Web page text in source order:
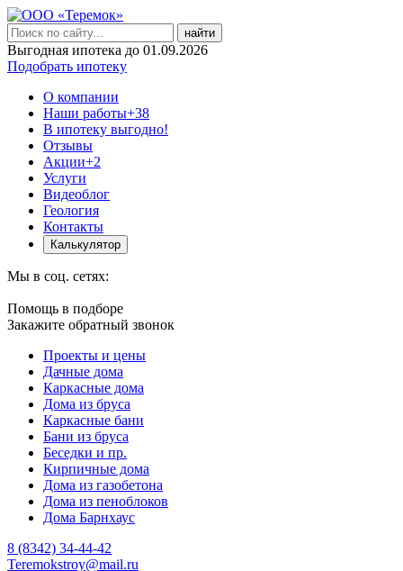
найти
Выгодная ипотека до 01.09.2026
Подобрать ипотеку
О компании
Наши работы+38
В ипотеку выгодно!
Отзывы
Акции+2
Услуги
Видеоблог
Геология
Контакты
Калькулятор
Мы в соц. сетях:
Помощь в подборе
Закажите обратный звонок
Проекты и цены
Дачные дома
Каркасные дома
Дома из бруса
Каркасные бани
Бани из бруса
Беседки и пр.
Кирпичные дома
Дома из газобетона
Дома из пеноблоков
Дома Барнхаус
8 (8342) 34-44-42
Teremokstroy@mail.ru